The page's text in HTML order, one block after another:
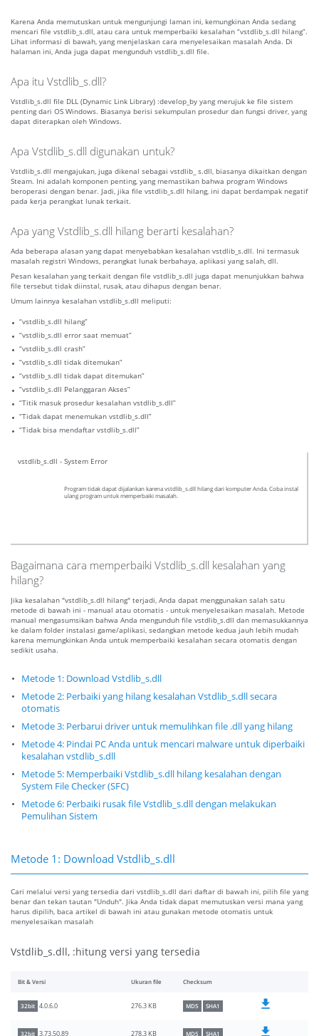
Karena Anda memutuskan untuk mengunjungi laman ini, kemungkinan Anda sedang
mencari file vstdlib_s.dll, atau cara untuk memperbaiki kesalahan “vstdlib_s.dll hilang”.
Lihat informasi di bawah, yang menjelaskan cara menyelesaikan masalah Anda. Di
halaman ini, Anda juga dapat mengunduh vstdlib_s.dll file.
Apa itu Vstdlib_s.dll?
Vstdlib_s.dll file DLL (Dynamic Link Library) :develop_by yang merujuk ke file sistem
penting dari OS Windows. Biasanya berisi sekumpulan prosedur dan fungsi driver, yang
dapat diterapkan oleh Windows.
Apa Vstdlib_s.dll digunakan untuk?
Vstdlib_s.dll mengajukan, juga dikenal sebagai vstdlib_ s.dll, biasanya dikaitkan dengan
Steam. Ini adalah komponen penting, yang memastikan bahwa program Windows
beroperasi dengan benar. Jadi, jika file vstdlib_s.dll hilang, ini dapat berdampak negatif
pada kerja perangkat lunak terkait.
Apa yang Vstdlib_s.dll hilang berarti kesalahan?
Ada beberapa alasan yang dapat menyebabkan kesalahan vstdlib_s.dll. Ini termasuk
masalah registri Windows, perangkat lunak berbahaya, aplikasi yang salah, dll.
Pesan kesalahan yang terkait dengan file vstdlib_s.dll juga dapat menunjukkan bahwa
file tersebut tidak diinstal, rusak, atau dihapus dengan benar.
Umum lainnya kesalahan vstdlib_s.dll meliputi:
“vstdlib_s.dll hilang”
“vstdlib_s.dll error saat memuat”
“vstdlib_s.dll crash”
“vstdlib_s.dll tidak ditemukan”
“vstdlib_s.dll tidak dapat ditemukan”
“vstdlib_s.dll Pelanggaran Akses”
“Titik masuk prosedur kesalahan vstdlib_s.dll”
“Tidak dapat menemukan vstdlib_s.dll”
“Tidak bisa mendaftar vstdlib_s.dll”
vstdlib_s.dll - System Error
Program tidak dapat dijalankan karena vstdlib_s.dll hilang dari komputer Anda. Coba instal
ulang program untuk memperbaiki masalah.
Bagaimana cara memperbaiki Vstdlib_s.dll kesalahan yang
hilang?
Jika kesalahan "vstdlib_s.dll hilang" terjadi, Anda dapat menggunakan salah satu
metode di bawah ini - manual atau otomatis - untuk menyelesaikan masalah. Metode
manual mengasumsikan bahwa Anda mengunduh file vstdlib_s.dll dan memasukkannya
ke dalam folder instalasi game/aplikasi, sedangkan metode kedua jauh lebih mudah
karena memungkinkan Anda untuk memperbaiki kesalahan secara otomatis dengan
sedikit usaha.
Metode 1: Download Vstdlib_s.dll
Metode 2: Perbaiki yang hilang kesalahan Vstdlib_s.dll secara
otomatis
Metode 3: Perbarui driver untuk memulihkan file .dll yang hilang
Metode 4: Pindai PC Anda untuk mencari malware untuk diperbaiki
kesalahan vstdlib_s.dll
Metode 5: Memperbaiki Vstdlib_s.dll hilang kesalahan dengan
System File Checker (SFC)
Metode 6: Perbaiki rusak file Vstdlib_s.dll dengan melakukan
Pemulihan Sistem
Metode 1: Download Vstdlib_s.dll
Cari melalui versi yang tersedia dari vstdlib_s.dll dari daftar di bawah ini, pilih file yang
benar dan tekan tautan "Unduh". Jika Anda tidak dapat memutuskan versi mana yang
harus dipilih, baca artikel di bawah ini atau gunakan metode otomatis untuk
menyelesaikan masalah
Vstdlib_s.dll, :hitung versi yang tersedia
Bit & Versi Ukuran file Checksum
32bit 4.0.6.0 276.3 KB MD5 SHA1
32bit 3.73.50.89 278.3 KB MD5 SHA1